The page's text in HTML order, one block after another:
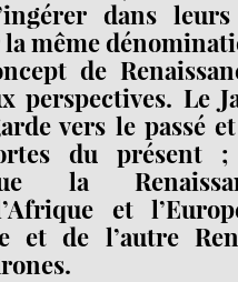
dans
même
de
perspectives. Le
vers le passé
du présent
la
et
et de l’autre